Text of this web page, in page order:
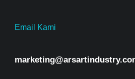
Email Kami